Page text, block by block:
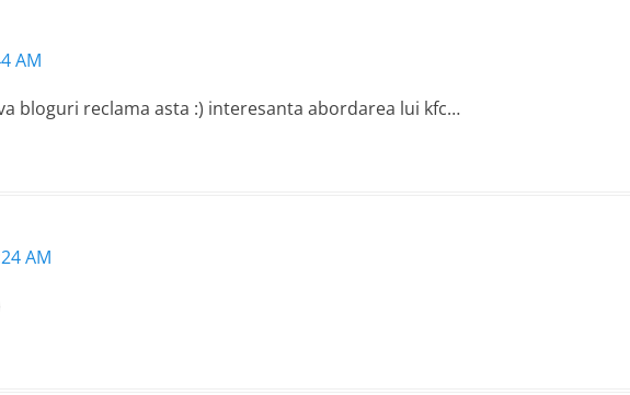
AM
bloguri reclama asta :) interesanta abordarea lui kfc…
AM